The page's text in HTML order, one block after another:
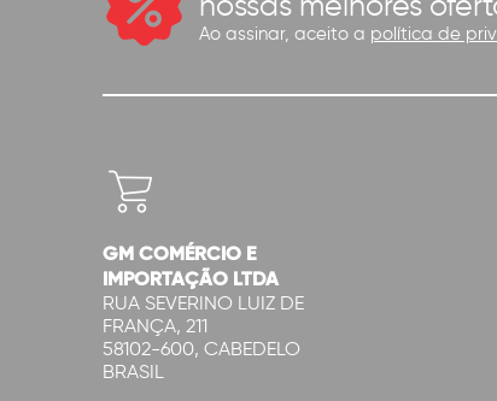
Ao assinar, aceito a política de
GM COMÉRCIO E
IMPORTAÇÃO LTDA
RUA SEVERINO LUIZ DE
FRANÇA, 211
58102-600, CABEDELO
BRASIL